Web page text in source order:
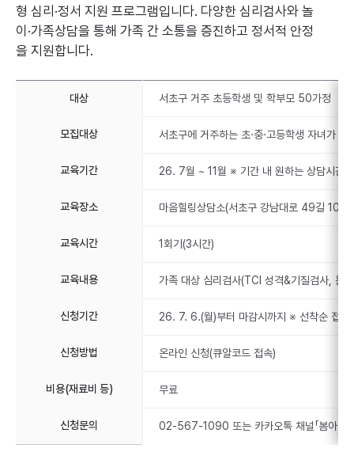
형 심리·정서 지원 프로그램입니다. 다양한 심리검사와 놀
이·가족상담을 통해 가족 간 소통을 증진하고 정서적 안정
을 지원합니다.
대상 서초구 거주 초등학생 및 학부모 50가정
모집대상 서초구에 거주하는 초·중·고등학생 자녀가
교육기간 26. 7월 ~ 11월 ※ 기간 내 원하는 상담시간
교육장소 마음힐링상담소(서초구 강남대로 49길 10)
교육시간 1회기(3시간)
교육내용 가족 대상 심리검사(TCI 성격&기질검사, 문
신청기간 26. 7. 6.(월)부터 마감시까지 ※ 선착순 접수
신청방법 온라인 신청(큐알코드 접속)
비용(재료비 등) 무료
신청문의 02-567-1090 또는 카카오톡 채널「봄아동청